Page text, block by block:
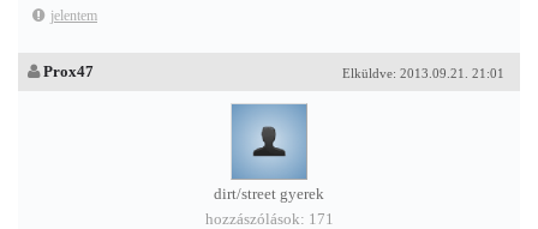
jelentem
Elküldve: 2013.09.21. 21:01
Prox47
dirt/street gyerek
hozzászólások: 171